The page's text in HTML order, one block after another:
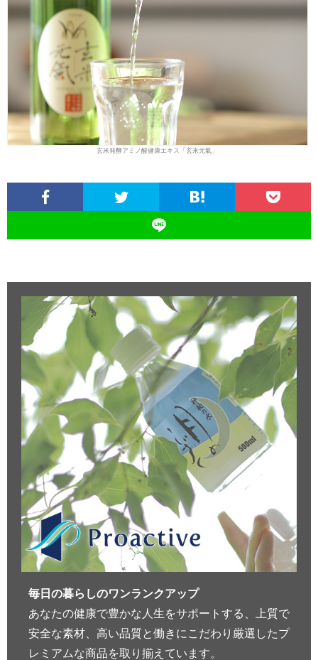
玄米発酵アミノ酸健康エキス「玄米元氣」
毎日の暮らしのワンランクアップ
あなたの健康で豊かな人生をサポートする、上質で
安全な素材、高い品質と働きにこだわり厳選したプ
レミアムな商品を取り揃えています。